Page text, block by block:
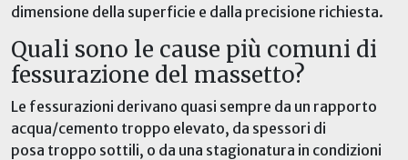
dimensione della superficie e dalla precisione richiesta.
Quali sono le cause più comuni di
fessurazione del massetto?
Le fessurazioni derivano quasi sempre da un rapporto
acqua/cemento troppo elevato, da spessori di
posa troppo sottili, o da una stagionatura in condizioni